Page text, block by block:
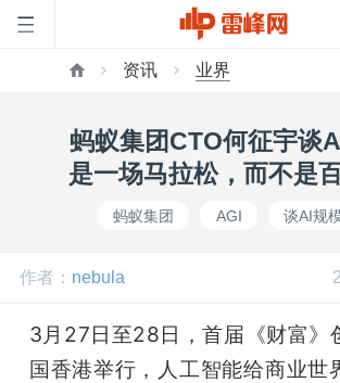
页
网
资讯 业界
蚂蚁集团CTO何征宇谈
是一场马拉松，而不是
蚂蚁集团 AGI 谈AI规
作者： nebula
3月27日至28日，首届《财富》
国香港举行，人工智能给商业世